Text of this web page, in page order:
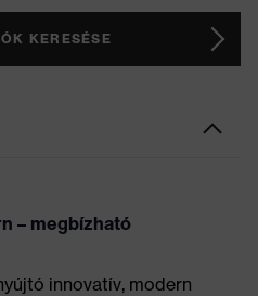
KERESÉSE
– megbízható
innovatív, modern